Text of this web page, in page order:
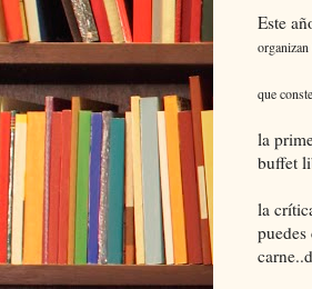
Este
organizan
que
la
buffet
la